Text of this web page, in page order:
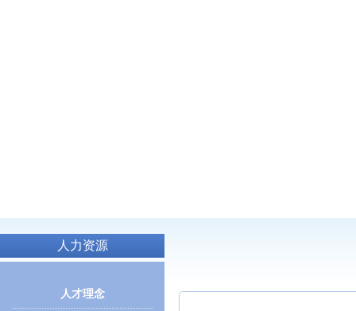
人力资源
人才理念